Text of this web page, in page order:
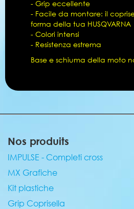
- Grip eccellente
- Facile da montare: il
forma della tua HUSQVARNA
- Colori intensi
- Resistenza estrema
Base e schiuma della moto
Nos produits
IMPULSE - Completi cross
MX Grafiche
Kit plastiche
Grip Coprisella